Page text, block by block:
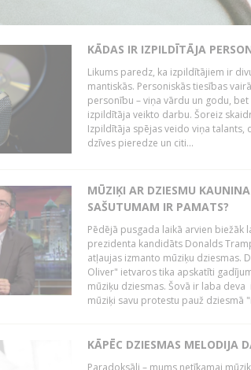
KĀDAS IR IZPILDĪTĀJA
Likums paredz, ka izpildītājiem ir
mantiskās. Personiskās tiesības
personību – viņa vārdu un godu,
izpildītāja veikto darbu. Šoreiz
Izpildītāja spējas veido viņa talants,
dzīves pieredze un citi...
MŪZIĶI AR DZIESMU
SAŠUTUMAM IR PAMATS?
Pēdējā pusgada laikā arvien biežāk
prezidenta kandidāts Donalds
atļaujas izmanto mūziķu dziesmas.
Oliver" ietvaros tika apskatīti
mūziķu dziesmas. Šovā ir laba
mūziķi savu protestu pauž dziesmā
KĀPĒC DZIESMAS MELODIJA